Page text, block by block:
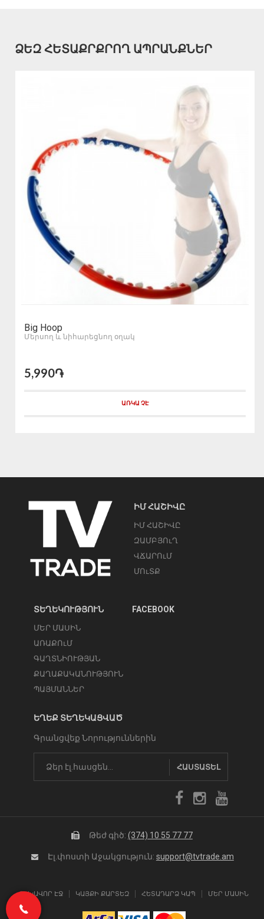
ՁԵԶ ՀԵՏԱՔՐՔՐՈՂ ԱՊՐԱՆՔՆԵՐ
Big Hoop
Մերսող և նիհարեցնող օղակ
5,990֏
ԱՌԿԱ ՉԷ
ԻՄ ՀԱՇԻՎԸ
ԻՄ ՀԱՇԻՎԸ
ԶԱՄԲՅՈւՂ
ՎՃԱՐՈւՄ
ՄՈւՏՔ
ՏԵՂԵԿՈՒԹՅՈՒՆ
ՄԵՐ ՄԱՍԻՆ
ԱՌԱՔՈւՄ
ԳԱՂՏՆԻՈՒԹՅԱՆ
ՔԱՂԱՔԱԿԱՆՈՒԹՅՈՒՆ
ՊԱՅՄԱՆՆԵՐ
FACEBOOK
ԵՂԵՔ ՏԵՂԵԿԱՑՎԱԾ
Գրանցվեք Նորություններին
ՀԱՍՏԱՏԵԼ
Թեժ գիծ: (374) 10 55 77 77
Էլ.փոստի Աջակցություն: support@tvtrade.am
ԳԼԽԱՎՈՐ ԷՋ ԿԱՅՔԻ ՔԱՐՏԵԶ ՀԵՏԱԴԱՐՁ ԿԱՊ ՄԵՐ ՄԱՍԻՆ